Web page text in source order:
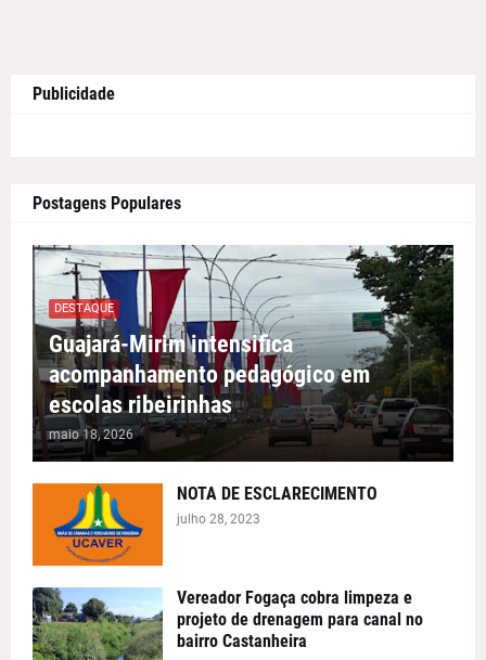
Publicidade
Postagens Populares
DESTAQUE
Guajará-Mirim intensifica
acompanhamento pedagógico em
escolas ribeirinhas
maio 18, 2026
NOTA DE ESCLARECIMENTO
julho 28, 2023
Vereador Fogaça cobra limpeza e
projeto de drenagem para canal no
bairro Castanheira